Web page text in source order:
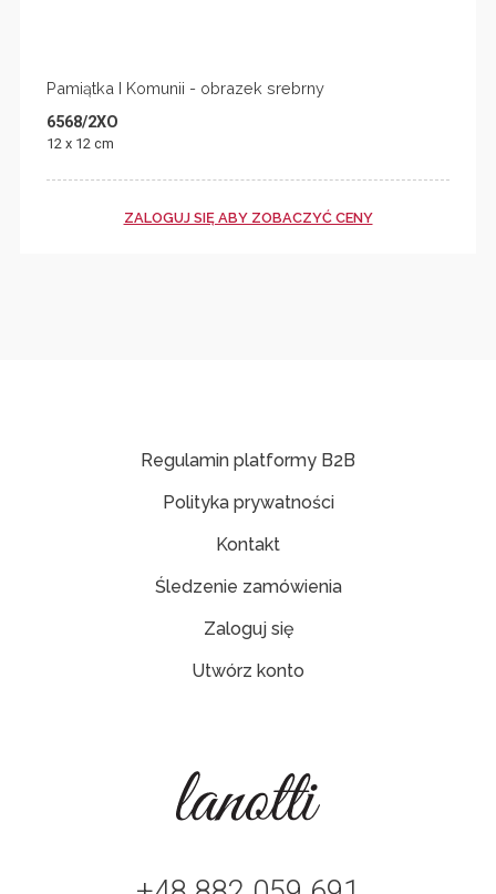
Pamiątka I Komunii - obrazek srebrny
6568/2XO
12 x 12 cm
ZALOGUJ SIĘ ABY ZOBACZYĆ CENY
Regulamin platformy B2B
Polityka prywatności
Kontakt
Śledzenie zamówienia
Zaloguj się
Utwórz konto